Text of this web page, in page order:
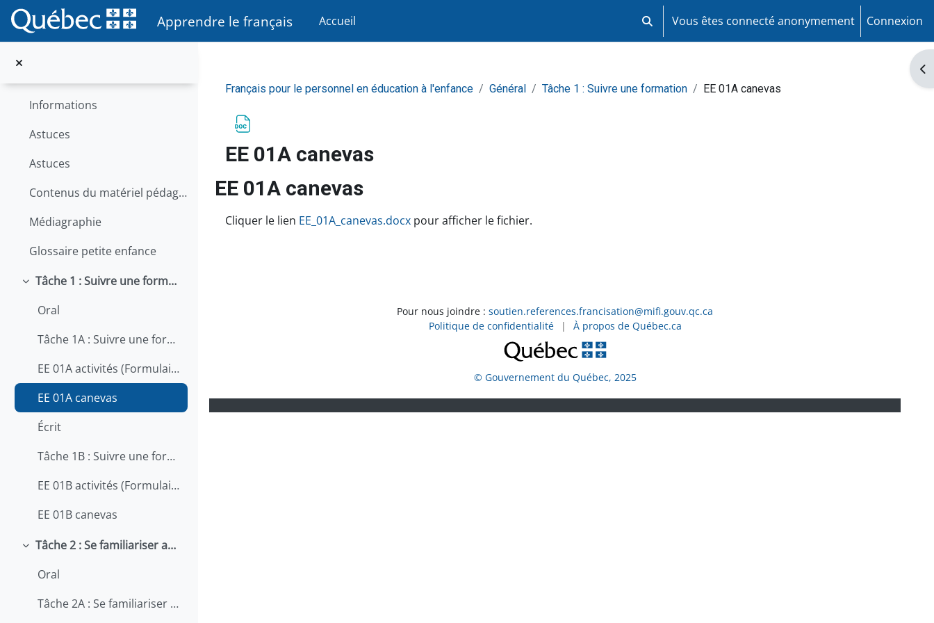
Passer au contenu principal
Apprendre le français Accueil Activer/désactiver la saisie de recherche
Vous êtes connecté anonymement Connexion
Replier
Général
Général
Informations
Astuces
Astuces
Contenus du matériel pédagogique
Médiagraphie
Glossaire petite enfance
Replier
Tâche 1 : Suivre une formation
Oral
Tâche 1A : Suivre une formation (interactif)
EE 01A activités (Formulaire)
EE 01A canevas
Écrit
Tâche 1B : Suivre une formation (interactif)
EE 01B activités (Formulaire)
EE 01B canevas
Replier
Tâche 2 : Se familiariser avec son emploi et ses tâches professionnelles
Oral
Tâche 2A : Se familiariser avec son emploi et ses tâches professionnelles (interactif)
Français pour le personnel en éducation à l'enfance Général Tâche 1 : Suivre une formation EE 01A canevas
EE 01A canevas
EE 01A canevas
Conditions d’achèvement
Cliquer le lien EE_01A_canevas.docx pour afficher le fichier.
Pour nous joindre : soutien.references.francisation@mifi.gouv.qc.ca
Politique de confidentialité
| À propos de Québec.ca
© Gouvernement du Québec, 2025